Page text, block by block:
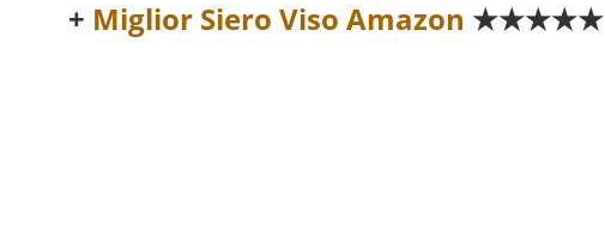
Miglior Siero Viso Amazon ★★★★★